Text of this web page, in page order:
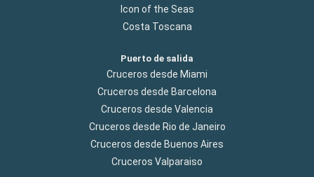
Icon of the Seas
Costa Toscana
Puerto de salida
Cruceros desde Miami
Cruceros desde Barcelona
Cruceros desde Valencia
Cruceros desde Rio de Janeiro
Cruceros desde Buenos Aires
Cruceros Valparaiso